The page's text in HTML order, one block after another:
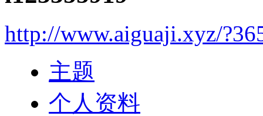
http://www.aiguaji.xyz/
主题
个人资料